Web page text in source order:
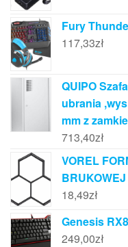
Fury
117,33zł
QUIPO
ubrania
mm z
713,40zł
VOREL
18,49zł
Genesis
249,00zł